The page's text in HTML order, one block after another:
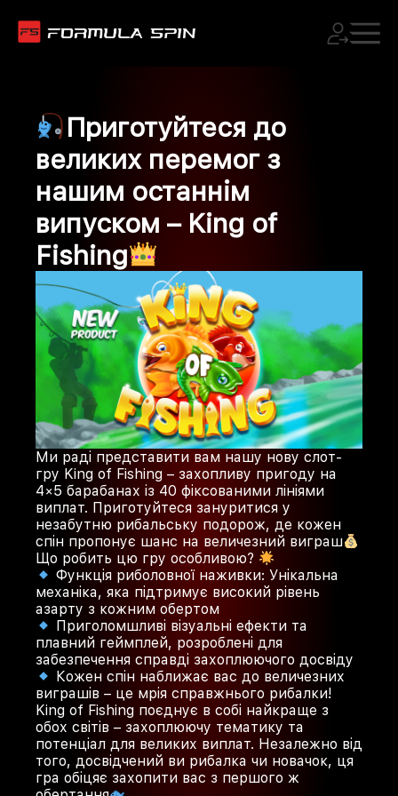
Приготуйтеся до
великих перемог з
нашим останнім
випуском – King of
Fishing
Ми раді представити вам нашу нову слот-
гру King of Fishing – захопливу пригоду на
4×5 барабанах із 40 фіксованими лініями
виплат. Приготуйтеся зануритися у
незабутню рибальську подорож, де кожен
спін пропонує шанс на величезний виграш
Що робить цю гру особливою?
Функція риболовної наживки: Унікальна
механіка, яка підтримує високий рівень
азарту з кожним обертом
Приголомшливі візуальні ефекти та
плавний геймплей, розроблені для
забезпечення справді захоплюючого досвіду
Кожен спін наближає вас до величезних
виграшів – це мрія справжнього рибалки!
King of Fishing поєднує в собі найкраще з
обох світів – захоплюючу тематику та
потенціал для великих виплат. Незалежно від
того, досвідчений ви рибалка чи новачок, ця
гра обіцяє захопити вас з першого ж